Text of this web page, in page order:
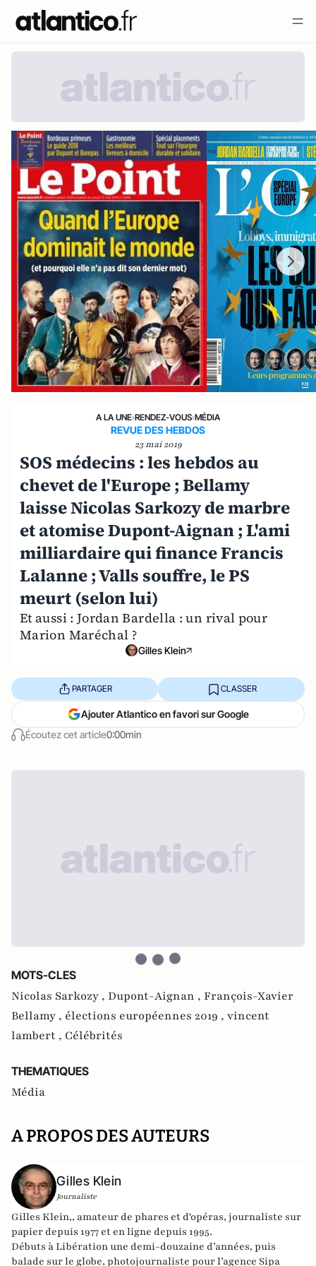
A LA UNE›RENDEZ-VOUS›MÉDIA
REVUE DES HEBDOS
23 mai 2019
SOS médecins : les hebdos au
chevet de l'Europe ; Bellamy
laisse Nicolas Sarkozy de marbre
et atomise Dupont-Aignan ; L'ami
milliardaire qui finance Francis
Lalanne ; Valls souffre, le PS
meurt (selon lui)
Et aussi : Jordan Bardella : un rival pour
Marion Maréchal ?
Gilles Klein
Écoutez cet article0:00min
PARTAGER CLASSER
Ajouter Atlantico en favori sur Google
MOTS-CLES
Nicolas Sarkozy , Dupont-Aignan , François-Xavier
Bellamy , élections européennes 2019 , vincent
lambert , Célébrités
THEMATIQUES
Média
A PROPOS DES AUTEURS
Gilles Klein
Journaliste
Gilles Klein,, amateur de phares et d'opéras, journaliste sur
papier depuis 1977 et en ligne depuis 1995.
Débuts à Libération une demi-douzaine d’années, puis
balade sur le globe, photojournaliste pour l’agence Sipa